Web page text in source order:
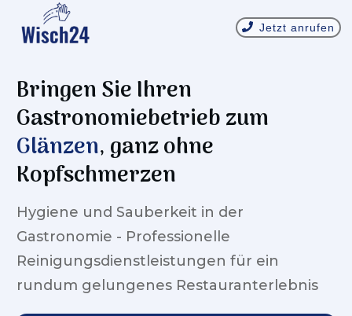
Jetzt anrufen
Bringen Sie Ihren
Gastronomiebetrieb zum
Glänzen, ganz ohne
Kopfschmerzen
Hygiene und Sauberkeit in der
Gastronomie - Professionelle
Reinigungsdienstleistungen für ein
rundum gelungenes Restauranterlebnis